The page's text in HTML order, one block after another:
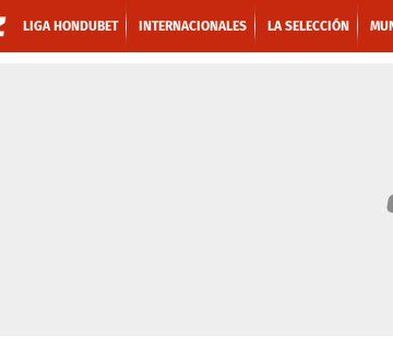
LIGA HONDUBET INTERNACIONALES LA SELECCIÓN